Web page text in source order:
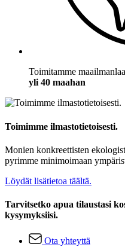
Toimitamme
yli 40 maahan
Toimimme ilmastotietoisesti.
Monien konkreettisten
pyrimme minimoimaan
Löydät lisätietoa täältä.
Tarvitsetko apua tilaustasi
kysymyksiisi.
Ota yhteyttä